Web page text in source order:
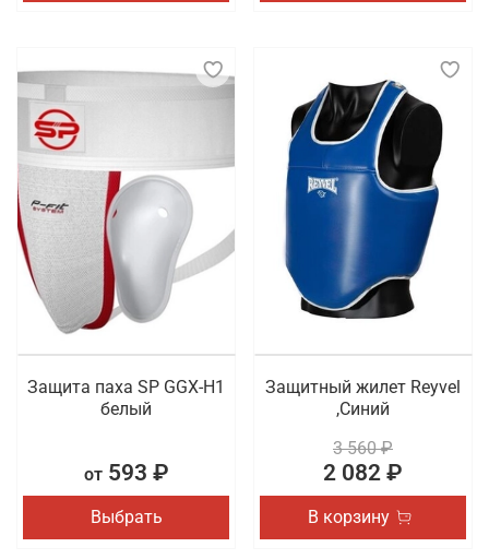
Защита паха SP GGX-H1
белый
от593 ₽
Выбрать
Защитный жилет Reyvel
,Синий
3 560 ₽
2 082 ₽
В корзину